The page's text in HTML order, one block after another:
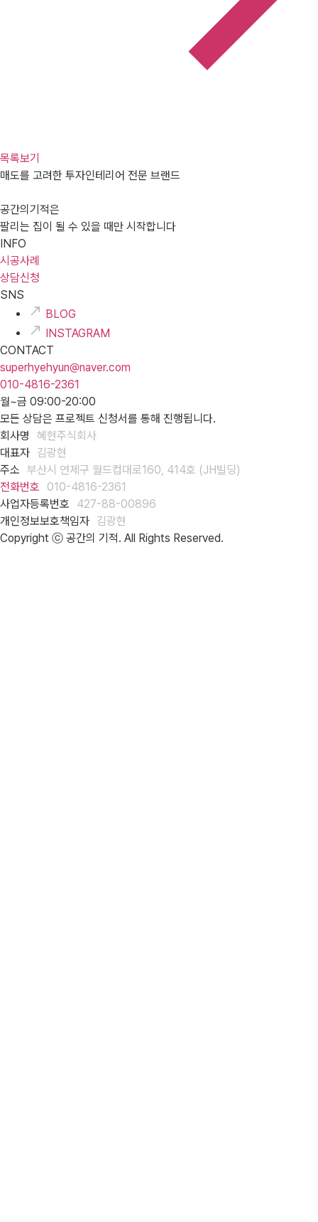
목록보기
매도를 고려한 투자인테리어 전문 브랜드
공간의기적은
팔리는 집이 될 수 있을 때만 시작합니다
INFO
시공사례
상담신청
SNS
BLOG
INSTAGRAM
CONTACT
superhyehyun@naver.com
010-4816-2361
월~금 09:00-20:00
모든 상담은 프로젝트 신청서를 통해 진행됩니다.
회사명
혜현주식회사
대표자 김광현
주소 부산시 연제구 월드컵대로160, 414호 (JH빌딩)
전화번호
010-4816-2361
사업자등록번호
427-88-00896
개인정보보호책임자 김광현
Copyright ⓒ 공간의 기적. All Rights Reserved.